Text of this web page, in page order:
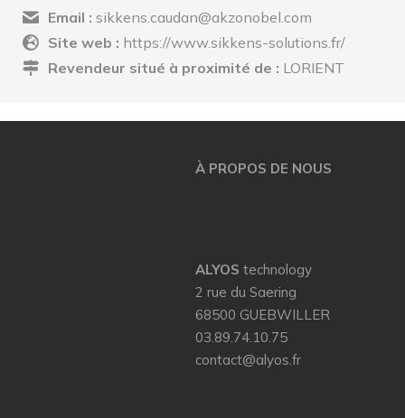
Email : sikkens.caudan@akzonobel.com
Site web : https://www.sikkens-solutions.fr/
Revendeur situé à proximité de : LORIENT
À PROPOS DE NOUS
ALYOS technology
2 rue du Saering
68500 GUEBWILLER
03.89.74.10.75
contact@alyos.fr